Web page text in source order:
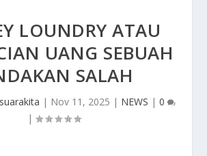
LOUNDRY ATAU
UANG SEBUAH
SALAH
suarakita | Nov 11, 2025 | NEWS | 0
|